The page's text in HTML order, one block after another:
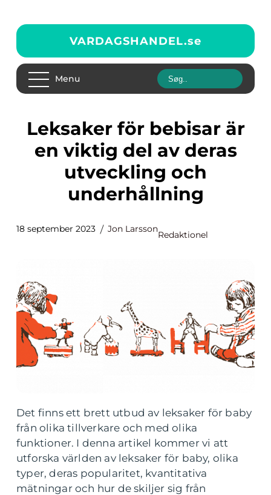
VARDAGSHANDEL.se
Menu
Leksaker för bebisar är
en viktig del av deras
utveckling och
underhållning
18 september 2023 Jon Larsson
Redaktionel
Det finns ett brett utbud av leksaker för baby
från olika tillverkare och med olika
funktioner. I denna artikel kommer vi att
utforska världen av leksaker för baby, olika
typer, deras popularitet, kvantitativa
mätningar och hur de skiljer sig från